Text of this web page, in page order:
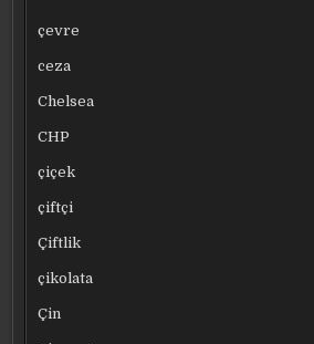
çevre
ceza
Chelsea
CHP
çiçek
çiftçi
Çiftlik
çikolata
Çin